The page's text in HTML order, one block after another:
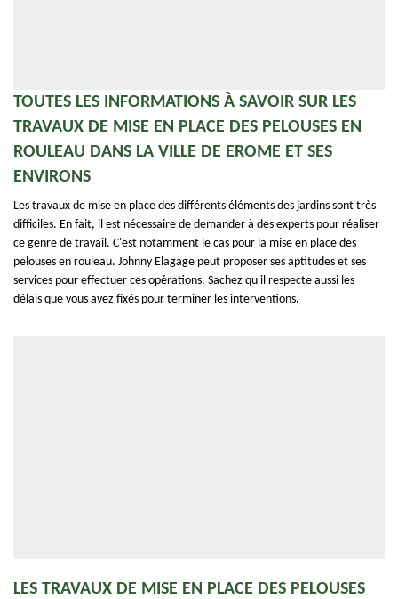
TOUTES LES INFORMATIONS À SAVOIR SUR LES
TRAVAUX DE MISE EN PLACE DES PELOUSES EN
ROULEAU DANS LA VILLE DE EROME ET SES
ENVIRONS
Les travaux de mise en place des différents éléments des jardins sont très
difficiles. En fait, il est nécessaire de demander à des experts pour réaliser
ce genre de travail. C'est notamment le cas pour la mise en place des
pelouses en rouleau. Johnny Elagage peut proposer ses aptitudes et ses
services pour effectuer ces opérations. Sachez qu'il respecte aussi les
délais que vous avez fixés pour terminer les interventions.
LES TRAVAUX DE MISE EN PLACE DES PELOUSES